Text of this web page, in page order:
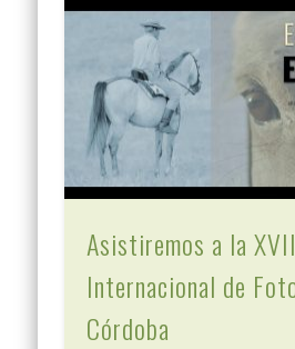
Asistiremos a la
Internacional de
Córdoba